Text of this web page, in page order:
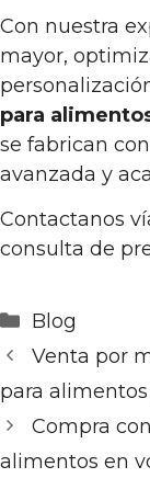
Con nuestra
mayor,
para
se fabrican
avanzada y
Contactanos
consulta de
Categorías
Blog
Venta por
para
Compra
alimentos en